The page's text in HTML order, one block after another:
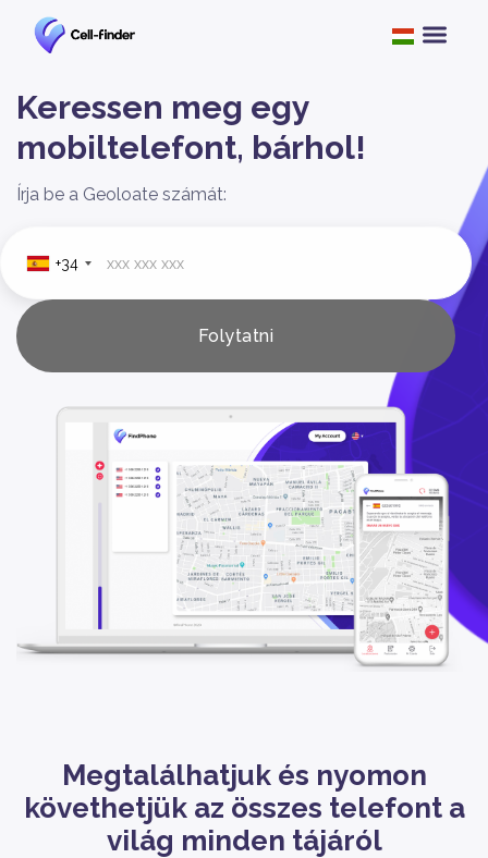
Keressen meg egy
mobiltelefont, bárhol!
Írja be a Geoloate számát:
+34
Folytatni
Megtalálhatjuk és nyomon
követhetjük az összes telefont a
világ minden tájáról